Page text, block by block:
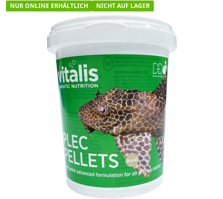
NUR ONLINE ERHÄLTLICH NICHT AUF LAGER